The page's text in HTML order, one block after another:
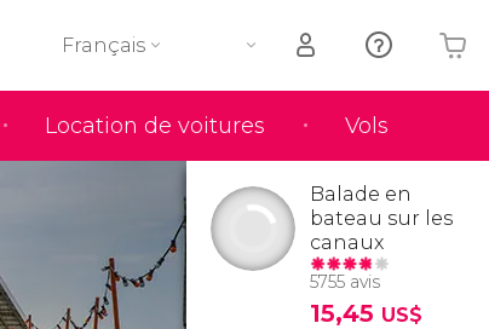
Location de voitures Vols
Français
Votre panier est vide
Balade en
bateau sur les
canaux
5755 avis
15,45 US$